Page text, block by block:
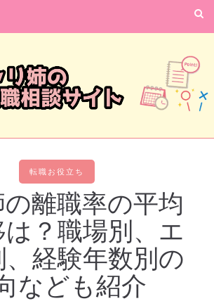
転職お役立ち
離職率の平均
？職場別、エ
、経験年数別の
なども紹介